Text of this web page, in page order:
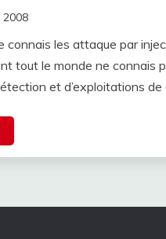
2008
connais les attaque par
tout le monde ne connais
et d’exploitations de